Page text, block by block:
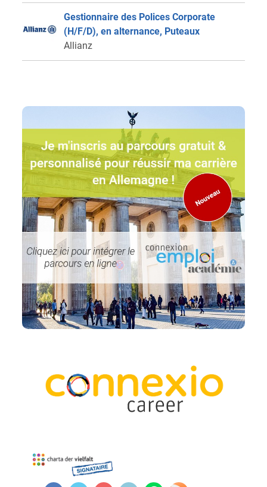
Gestionnaire des Polices Corporate
(H/F/D), en alternance, Puteaux
Allianz